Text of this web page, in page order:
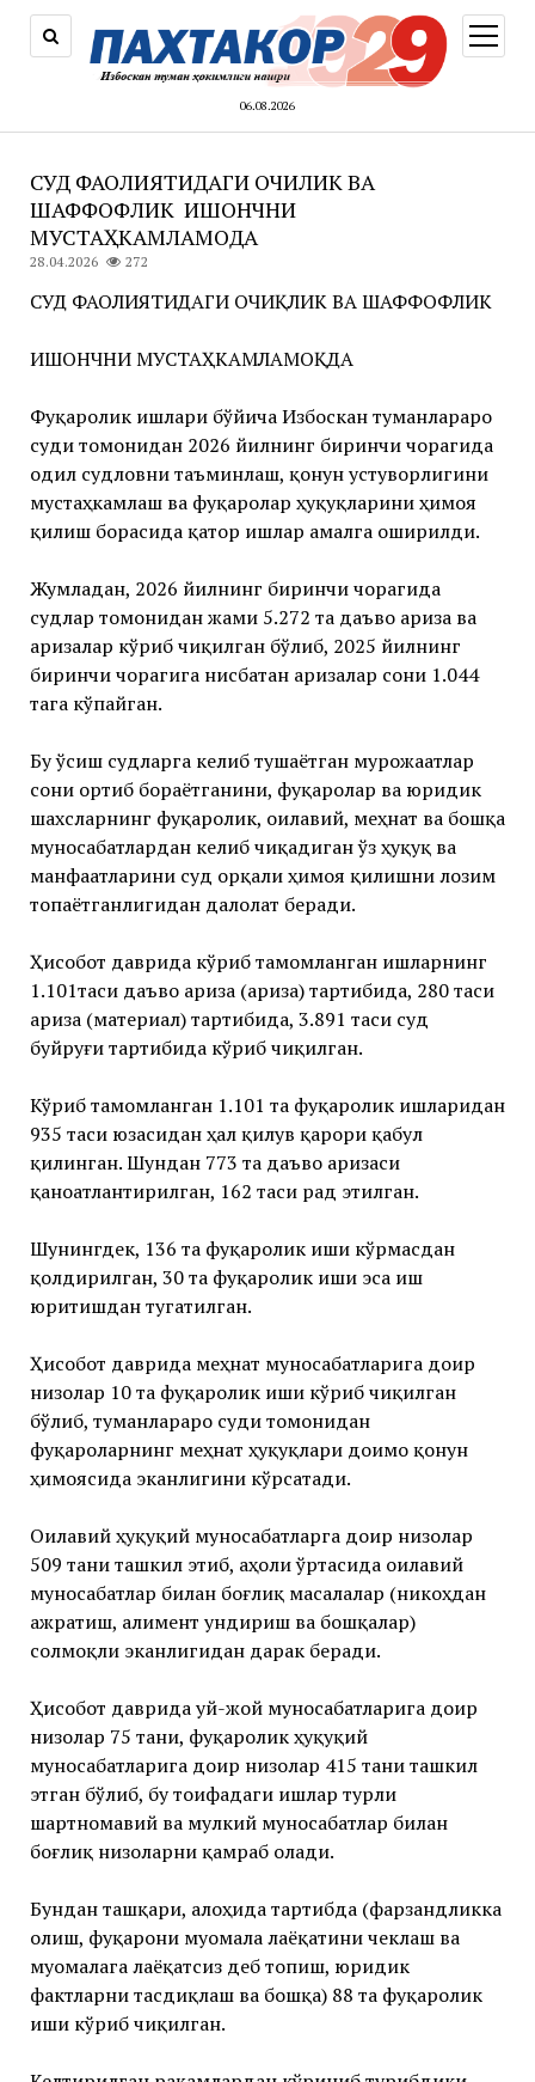
06.08.2026
меню
СУД ФАОЛИЯТИДАГИ ОЧИҚЛИК ВА
ШАФФОФЛИК ИШОНЧНИ
МУСТАҲКАМЛАМОҚДА
28.04.2026 272
СУД ФАОЛИЯТИДАГИ ОЧИҚЛИК ВА ШАФФОФЛИК
ИШОНЧНИ МУСТАҲКАМЛАМОҚДА
Фуқаролик ишлари бўйича Избоскан туманлараро
суди томонидан 2026 йилнинг биринчи чорагида
одил судловни таъминлаш, қонун устуворлигини
мустаҳкамлаш ва фуқаролар ҳуқуқларини ҳимоя
қилиш борасида қатор ишлар амалга оширилди.
Жумладан, 2026 йилнинг биринчи чорагида
судлар томонидан жами 5.272 та даъво ариза ва
аризалар кўриб чиқилган бўлиб, 2025 йилнинг
биринчи чорагига нисбатан аризалар сони 1.044
тага кўпайган.
Бу ўсиш судларга келиб тушаётган мурожаатлар
сони ортиб бораётганини, фуқаролар ва юридик
шахсларнинг фуқаролик, оилавий, меҳнат ва бошқа
муносабатлардан келиб чиқадиган ўз ҳуқуқ ва
манфаатларини суд орқали ҳимоя қилишни лозим
топаётганлигидан далолат беради.
Ҳисобот даврида кўриб тамомланган ишларнинг
1.101таси даъво ариза (ариза) тартибида, 280 таси
ариза (материал) тартибида, 3.891 таси суд
буйруғи тартибида кўриб чиқилган.
Кўриб тамомланган 1.101 та фуқаролик ишларидан
935 таси юзасидан ҳал қилув қарори қабул
қилинган. Шундан 773 та даъво аризаси
қаноатлантирилган, 162 таси рад этилган.
Шунингдек, 136 та фуқаролик иши кўрмасдан
қолдирилган, 30 та фуқаролик иши эса иш
юритишдан тугатилган.
Ҳисобот даврида меҳнат муносабатларига доир
низолар 10 та фуқаролик иши кўриб чиқилган
бўлиб, туманлараро суди томонидан
фуқароларнинг меҳнат ҳуқуқлари доимо қонун
ҳимоясида эканлигини кўрсатади.
Оилавий ҳуқуқий муносабатларга доир низолар
509 тани ташкил этиб, аҳоли ўртасида оилавий
муносабатлар билан боғлиқ масалалар (никоҳдан
ажратиш, алимент ундириш ва бошқалар)
солмоқли эканлигидан дарак беради.
Ҳисобот даврида уй-жой муносабатларига доир
низолар 75 тани, фуқаролик ҳуқуқий
муносабатларига доир низолар 415 тани ташкил
этган бўлиб, бу тоифадаги ишлар турли
шартномавий ва мулкий муносабатлар билан
боғлиқ низоларни қамраб олади.
Бундан ташқари, алоҳида тартибда (фарзандликка
олиш, фуқарони муомала лаёқатини чеклаш ва
муомалага лаёқатсиз деб топиш, юридик
фактларни тасдиқлаш ва бошқа) 88 та фуқаролик
иши кўриб чиқилган.